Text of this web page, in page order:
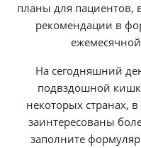
планы для
рекомендации в
На сегодняшний
подвздошной
некоторых странах,
заинтересованы
заполните